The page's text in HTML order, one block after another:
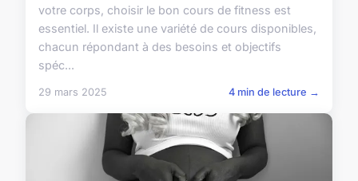
votre corps, choisir le bon cours de fitness est
essentiel. Il existe une variété de cours disponibles,
chacun répondant à des besoins et objectifs
spéc...
29 mars 2025 4 min de lecture →